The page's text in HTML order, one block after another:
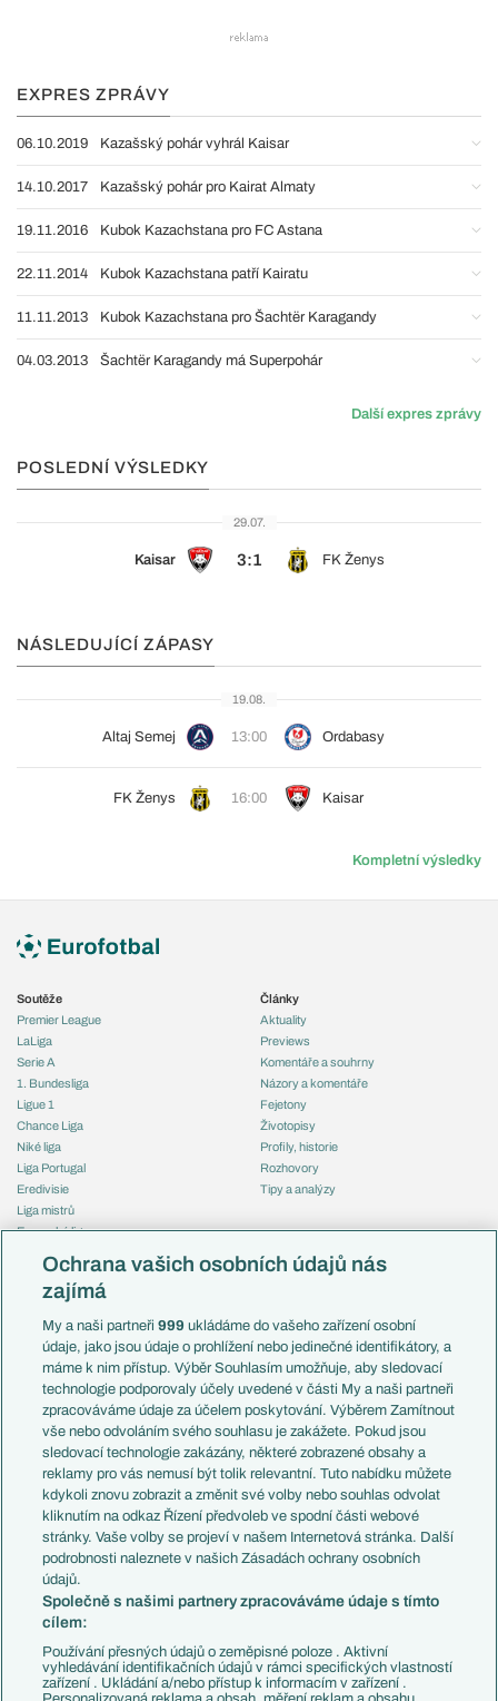
EXPRES ZPRÁVY
06.10.2019 Kazašský pohár vyhrál Kaisar
14.10.2017 Kazašský pohár pro Kairat Almaty
19.11.2016 Kubok Kazachstana pro FC Astana
22.11.2014 Kubok Kazachstana patří Kairatu
11.11.2013 Kubok Kazachstana pro Šachtër Karagandy
04.03.2013 Šachtër Karagandy má Superpohár
Další expres zprávy
POSLEDNÍ VÝSLEDKY
29.07.
Kaisar 3:1 FK Ženys
NÁSLEDUJÍCÍ ZÁPASY
19.08.
Altaj Semej 13:00 Ordabasy
FK Ženys 16:00 Kaisar
Kompletní výsledky
Soutěže
Premier League
LaLiga
Serie A
1. Bundesliga
Ligue 1
Chance Liga
Niké liga
Liga Portugal
Eredivisie
Liga mistrů
Evropská liga
Mistrovství světa
Liga národů
Témata
Představení týmů MS
EuroSkauting
PL v kostce
Evropské koeficienty
Přestupy
Přestupové spekulace
Zranění
Kluby
Arsenal FC
Chelsea FC
Manchester United
AC Milán
Juventus FC
Bayern Mnichov
FC Barcelona
Články
Aktuality
Previews
Komentáře a souhrny
Názory a komentáře
Fejetony
Životopisy
Profily, historie
Rozhovory
Tipy a analýzy
Česko
Francie
Itálie
Německo
Španělsko
Argentina
Brazílie
Přestupy
Zápasy
Livescore
Tipovací soutěž
Ochrana vašich osobních údajů nás
zajímá
My a naši partneři999 ukládáme do vašeho zařízení osobní
údaje, jako jsou údaje o prohlížení nebo jedinečné identifikátory, a
máme k nim přístup. Výběr Souhlasím umožňuje, aby sledovací
technologie podporovaly účely uvedené v části My a naši partneři
zpracováváme údaje za účelem poskytování. Výběrem Zamítnout
vše nebo odvoláním svého souhlasu je zakážete. Pokud jsou
sledovací technologie zakázány, některé zobrazené obsahy a
reklamy pro vás nemusí být tolik relevantní. Tuto nabídku můžete
kdykoli znovu zobrazit a změnit své volby nebo souhlas odvolat
kliknutím na odkaz Řízení předvoleb ve spodní části webové
stránky. Vaše volby se projeví v našem Internetová stránka. Další
podrobnosti naleznete v našich Zásadách ochrany osobních
údajů.
Společně s našimi partnery zpracováváme údaje s tímto
cílem:
Používání přesných údajů o zeměpisné poloze . Aktivní
vyhledávání identifikačních údajů v rámci specifických vlastností
zařízení . Ukládání a/nebo přístup k informacím v zařízení .